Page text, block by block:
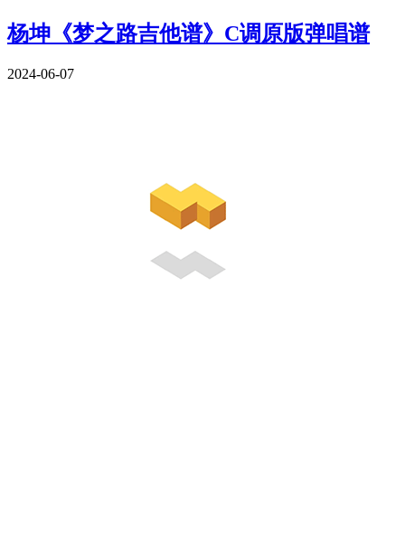
杨坤《梦之路吉他谱》C调原版弹唱谱
2024-06-07